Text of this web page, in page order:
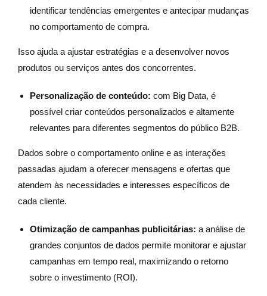
identificar tendências emergentes e antecipar mudanças
no comportamento de compra.
Isso ajuda a ajustar estratégias e a desenvolver novos
produtos ou serviços antes dos concorrentes.
Personalização de conteúdo: com Big Data, é
possível criar conteúdos personalizados e altamente
relevantes para diferentes segmentos do público B2B.
Dados sobre o comportamento online e as interações
passadas ajudam a oferecer mensagens e ofertas que
atendem às necessidades e interesses específicos de
cada cliente.
Otimização de campanhas publicitárias: a análise de
grandes conjuntos de dados permite monitorar e ajustar
campanhas em tempo real, maximizando o retorno
sobre o investimento (ROI).